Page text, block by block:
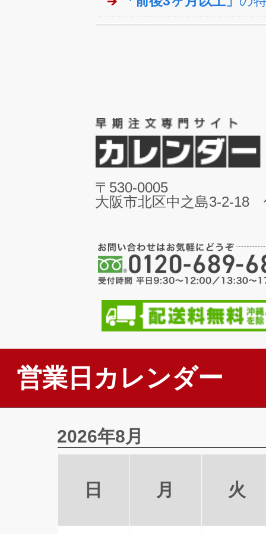
〒530-0005
大阪市北区中之島3-2-18
営業日カレンダー
2026年8月
日 月 火